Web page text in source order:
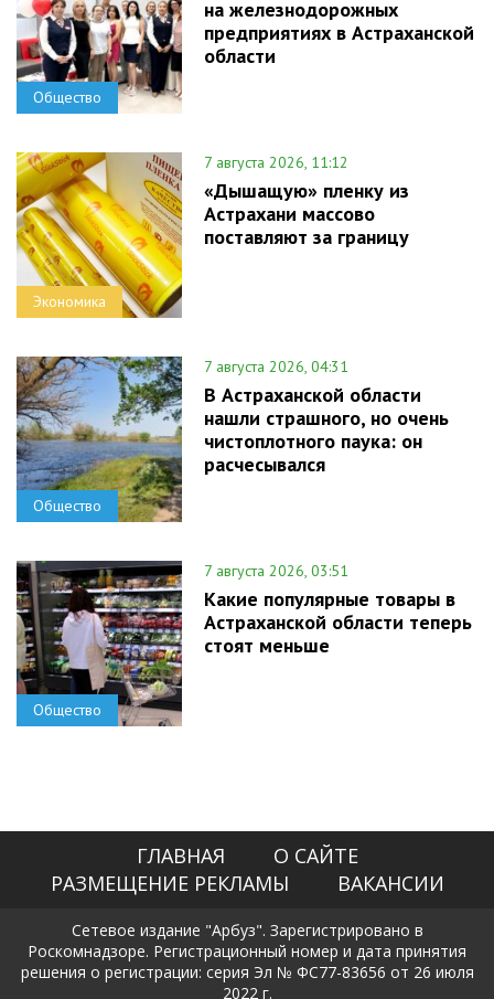
Общество
на железнодорожных
предприятиях в Астраханской
области
Экономика
7 августа 2026, 11:12
«Дышащую» пленку из
Астрахани массово
поставляют за границу
Общество
7 августа 2026, 04:31
В Астраханской области
нашли страшного, но очень
чистоплотного паука: он
расчесывался
Общество
7 августа 2026, 03:51
Какие популярные товары в
Астраханской области теперь
стоят меньше
ГЛАВНАЯ
О САЙТЕ
РАЗМЕЩЕНИЕ РЕКЛАМЫ
ВАКАНСИИ
Сетевое издание "Арбуз". Зарегистрировано в
Роскомнадзоре. Регистрационный номер и дата принятия
решения о регистрации: серия Эл № ФС77-83656 от 26 июля
2022 г.